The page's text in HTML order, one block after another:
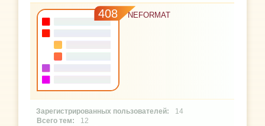
408 NEFORMAT
14
12